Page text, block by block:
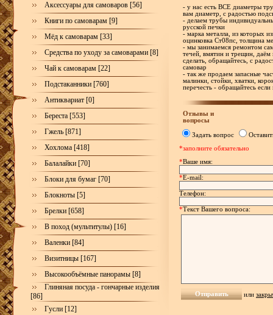
Аксессуары для самоваров [56]
Книги по самоварам [9]
Мёд к самоварам [33]
Средства по уходу за самоварами [8]
Чай к самоварам [22]
Подстаканники [760]
Антиквариат [0]
Береста [553]
Гжель [871]
Хохлома [418]
Балалайки [70]
Блоки для бумаг [70]
Блокноты [5]
Брелки [658]
В поход (мультитулы) [16]
Валенки [84]
Визитницы [167]
Высокообъёмные панорамы [8]
Глиняная посуда - гончарные изделия
[86]
Гусли [12]
- у нас есть ВСЕ диаметры
вам диаметр, с радостью
- делаем трубы
русской печки
- марка металла, из которых
оцинковка Ст08пс, толщина
- мы занимаемся ремонтом
течей, вмятин и трещин, даём
сделать, обращайтесь, с
самовар
- так же продаем запасные
малинки, стойки, хватки,
перечесть - обращайтесь
Отзывы и
вопросы
Задать вопрос
*заполните обязательно
*Ваше имя:
*E-mail:
Телефон:
*Текст Вашего вопроса:
или